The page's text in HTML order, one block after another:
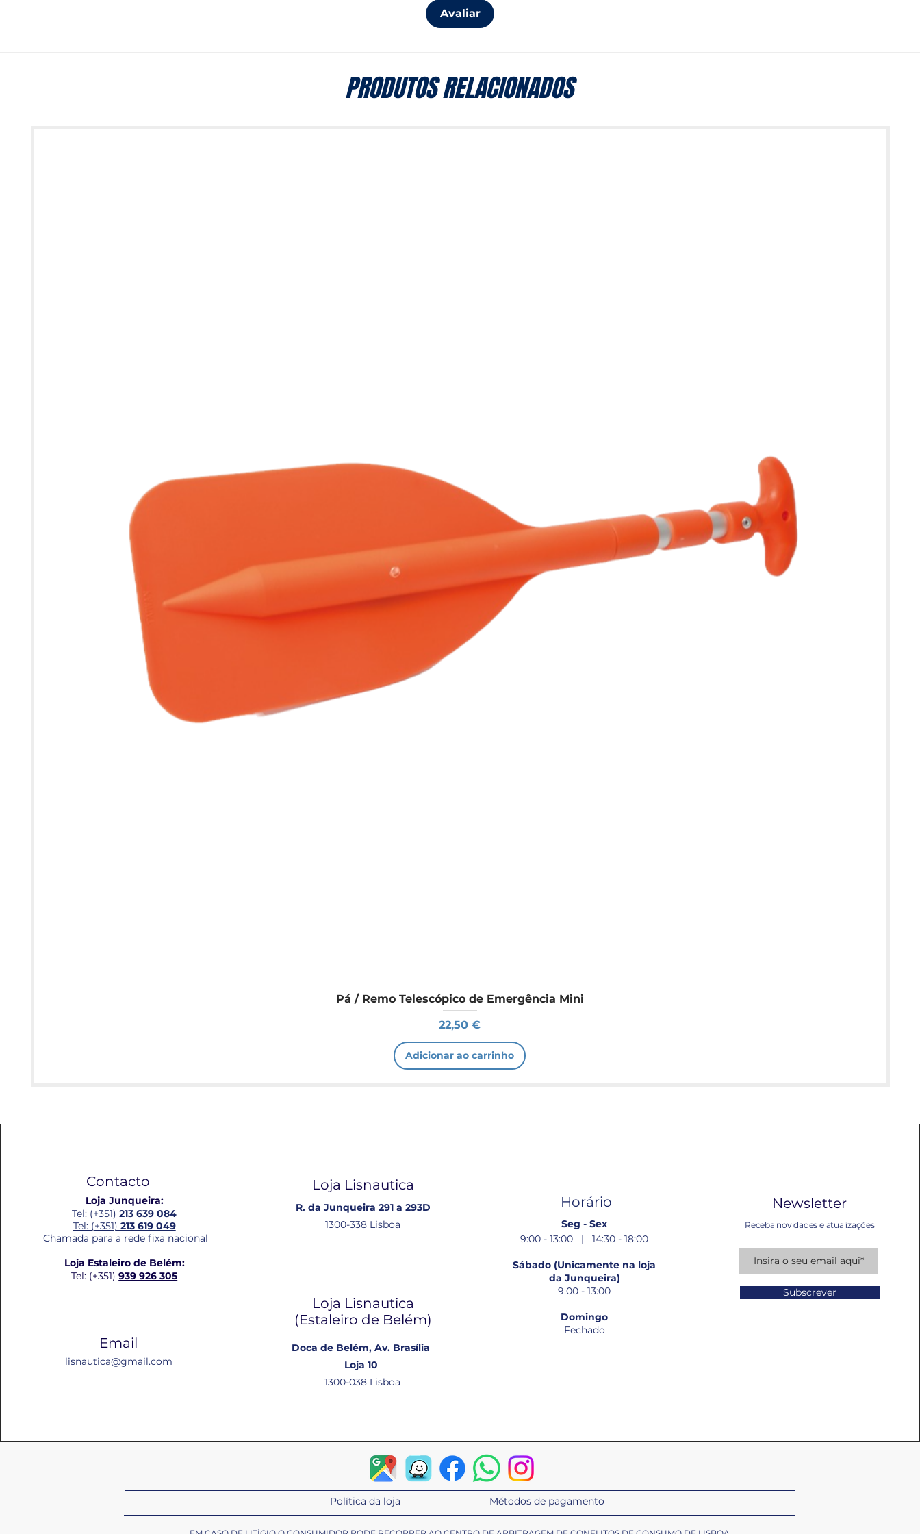
Avaliar
PRODUTOS RELACIONADOS
Pá / Remo Telescópico de Emergência Mini
Preço
22,50 €
Adicionar ao carrinho
Contacto
Loja Junqueira:
Tel: (+351)213 639 084
Tel: (+351) 213 619 049
Chamada para a rede fixa nacional
Loja Estaleiro de Belém:
Tel: (+351)939 926 305
Email
lisnautica@gmail.com
Loja Lisnautica
R. da Junqueira 291 a 293D
1300-338 Lisboa
Loja Lisnautica
(Estaleiro de Belém​)
Doca de Belém, Av. Brasília
Loja 10
1300-038 Lisboa
Horário
Seg - Sex
9:00 - 13:00 | 14:30 - 18:00
Sábado (Unicamente na loja
da Junqueira)
9:00 - 13:00
Domingo
Fechado
Newsletter
Receba novidades e atualizações
Subscrever
Política da loja Métodos de pagamento